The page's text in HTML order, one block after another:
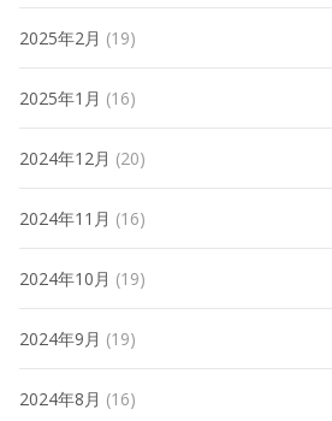
2025年2月 (19)
2025年1月 (16)
2024年12月 (20)
2024年11月 (16)
2024年10月 (19)
2024年9月 (19)
2024年8月 (16)